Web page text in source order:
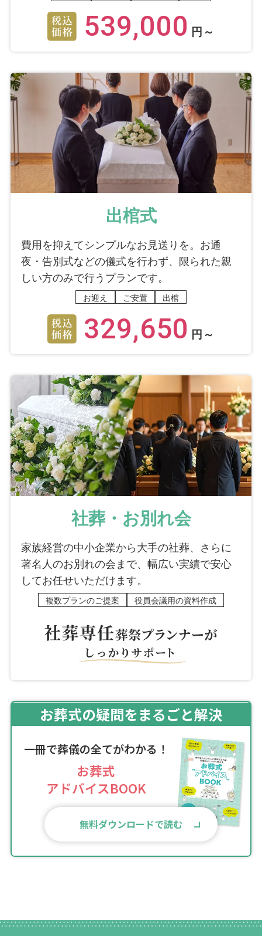
539,000 円～
出棺式
費用を抑えてシンプルなお見送りを。お通
夜・告別式などの儀式を行わず、限られた親
しい方のみで行うプランです。
お迎え ご安置 出棺
329,650 円～
社葬・お別れ会
家族経営の中小企業から大手の社葬、さらに
著名人のお別れの会まで、幅広い実績で安心
してお任せいただけます。
複数プランのご提案 役員会議用の資料作成
お葬式の疑問をまるごと解決
一冊で葬儀の全てがわかる！
お葬式
アドバイスBOOK
無料ダウンロードで読む